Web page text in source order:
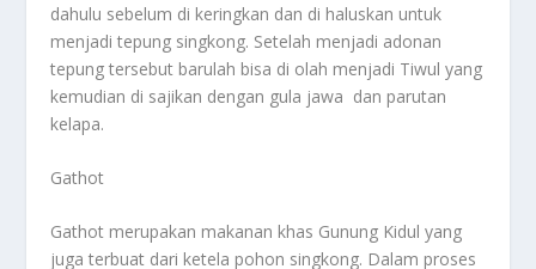
dahulu sebelum di keringkan dan di haluskan untuk
menjadi tepung singkong. Setelah menjadi adonan
tepung tersebut barulah bisa di olah menjadi Tiwul yang
kemudian di sajikan dengan gula jawa dan parutan
kelapa.
Gathot
Gathot merupakan makanan khas Gunung Kidul yang
juga terbuat dari ketela pohon singkong. Dalam proses